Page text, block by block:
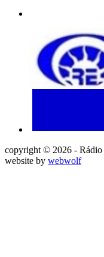
copyright © 2026 - Rádio
website by webwolf